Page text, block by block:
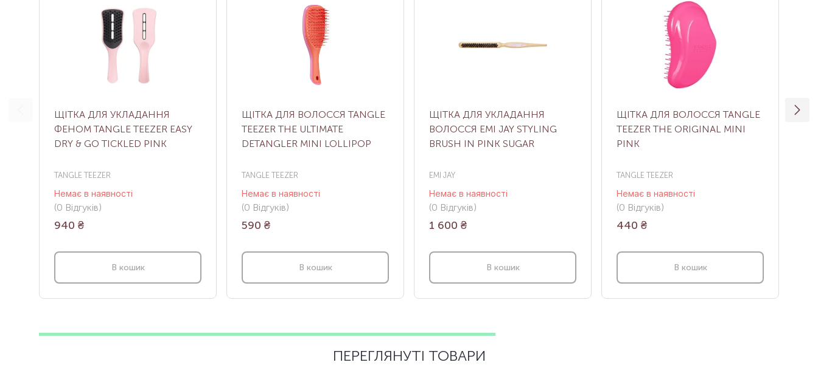
ЩІТКА ДЛЯ УКЛАДАННЯ
ФЕНОМ TANGLE TEEZER EASY
DRY & GO TICKLED PINK
TANGLE TEEZER
Немає в наявності
(0 Відгуків)
940 ₴
В кошик
ЩІТКА ДЛЯ ВОЛОССЯ TANGLE
TEEZER THE ULTIMATE
DETANGLER MINI LOLLIPOP
TANGLE TEEZER
Немає в наявності
(0 Відгуків)
590 ₴
В кошик
ЩІТКА ДЛЯ УКЛАДАННЯ
ВОЛОССЯ EMI JAY STYLING
BRUSH IN PINK SUGAR
EMI JAY
Немає в наявності
(0 Відгуків)
1 600 ₴
В кошик
ЩІТКА ДЛЯ ВОЛОССЯ TANGLE
TEEZER THE ORIGINAL MINI
PINK
TANGLE TEEZER
Немає в наявності
(0 Відгуків)
440 ₴
В кошик
ПЕРЕГЛЯНУТІ ТОВАРИ